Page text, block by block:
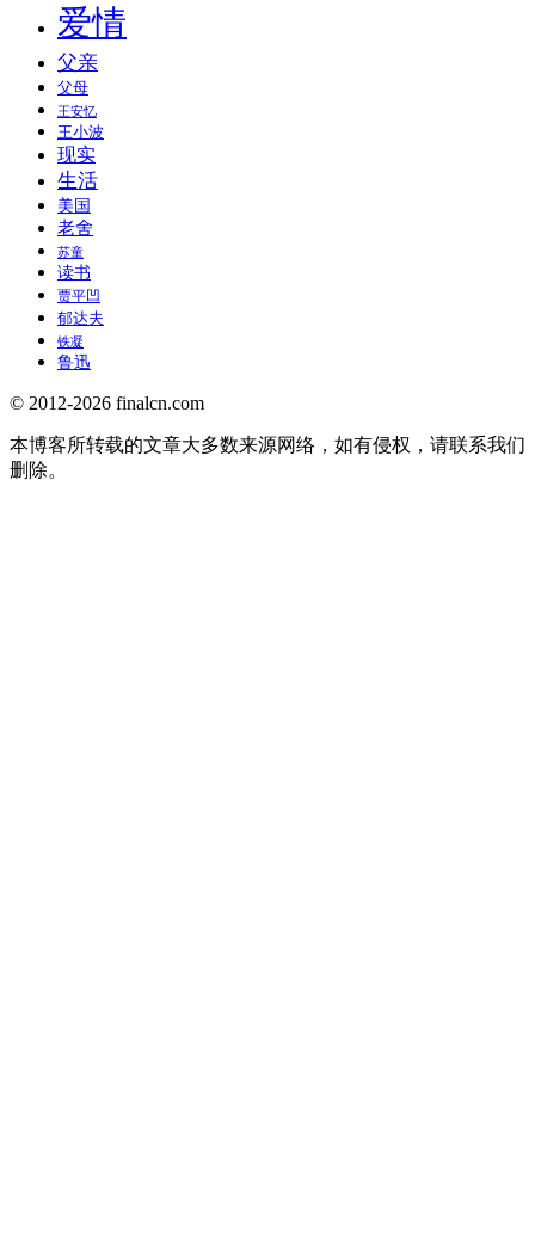
爱情
父亲
父母
王安忆
王小波
现实
生活
美国
老舍
苏童
读书
贾平凹
郁达夫
铁凝
鲁迅
© 2012-2026 finalcn.com
本博客所转载的文章大多数来源网络，如有侵权，请联系我们
删除。